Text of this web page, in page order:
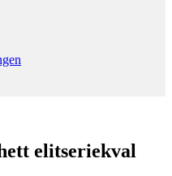
elitseriekval